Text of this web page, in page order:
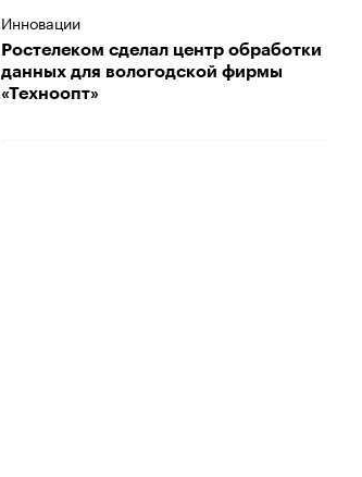
Инновации
Ростелеком сделал центр обработки
данных для вологодской фирмы
«Техноопт»